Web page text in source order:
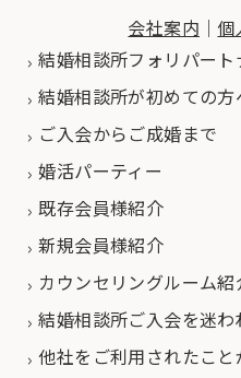
会社案内 ｜ 個
結婚相談所フォリパート
結婚相談所が初めての方
ご入会からご成婚まで
婚活パーティー
既存会員様紹介
新規会員様紹介
カウンセリングルーム紹
結婚相談所ご入会を迷わ
他社をご利用されたこと